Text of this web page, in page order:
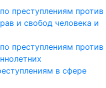
преступлениям против
и свобод человека и
преступлениям против
в сфере